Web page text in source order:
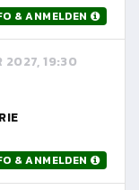
& ANMELDEN
2027, 19:30
& ANMELDEN